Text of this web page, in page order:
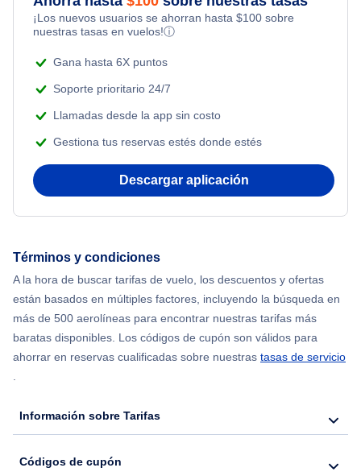
Flights Under $99
Flights Under $199
Flights from Bangkok to Nueva York
Flights from San Francisco to Shanghai
Flights from Toronto to Londres
Flights from Toronto to Delhi
Flights from Toronto to Bangkok
Flights from Delhi to Chicago
Flights from Seúl to Nueva York
Romantic Vacations
Adventure Vacations
Beach Vacations
¡Los nuevos usuarios se ahorran hasta $100 sobre
nuestras tasas en vuelos!ⓘ
Gana hasta 6X puntos
Soporte prioritario 24/7
Llamadas desde la app sin costo
Gestiona tus reservas estés donde estés
Descargar aplicación
Términos y condiciones
A la hora de buscar tarifas de vuelo, los descuentos y ofertas
están basados en múltiples factores, incluyendo la búsqueda en
más de 500 aerolíneas para encontrar nuestras tarifas más
baratas disponibles. Los códigos de cupón son válidos para
ahorrar en reservas cualificadas sobre nuestras tasas de servicio
Información sobre Tarifas
Códigos de cupón